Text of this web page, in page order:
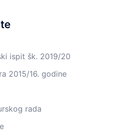
ispit šk. 2019/20
2015/16. godine
rada